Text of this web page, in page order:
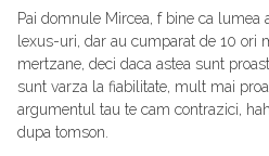
Pai domnule Mircea, f bine ca
lexus-uri, dar au cumparat de 10 ori
mertzane, deci daca astea sunt
sunt varza la fiabilitate, mult mai
argumentul tau te cam contrazici,
dupa tomson.